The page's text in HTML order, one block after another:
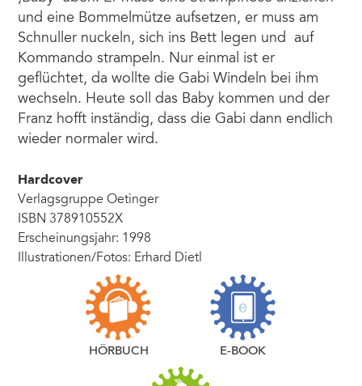
und eine Bommelmütze aufsetzen, er muss am
Schnuller nuckeln, sich ins Bett legen und auf
Kommando strampeln. Nur einmal ist er
geflüchtet, da wollte die Gabi Windeln bei ihm
wechseln. Heute soll das Baby kommen und der
Franz hofft inständig, dass die Gabi dann endlich
wieder normaler wird.
Hardcover
Verlagsgruppe Oetinger
ISBN 378910552X
Erscheinungsjahr: 1998
Illustrationen/Fotos: Erhard Dietl
HÖRBUCH E-BOOK